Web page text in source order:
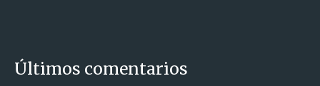
Últimos comentarios